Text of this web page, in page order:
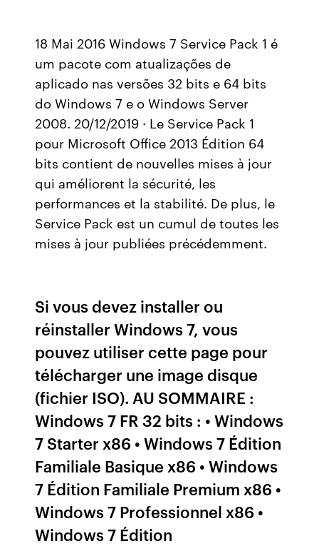
18 Mai 2016 Windows 7 Service Pack 1 é
um pacote com atualizações de
aplicado nas versões 32 bits e 64 bits
do Windows 7 e o Windows Server
2008. 20/12/2019 · Le Service Pack 1
pour Microsoft Office 2013 Édition 64
bits contient de nouvelles mises à jour
qui améliorent la sécurité, les
performances et la stabilité. De plus, le
Service Pack est un cumul de toutes les
mises à jour publiées précédemment.
Si vous devez installer ou
réinstaller Windows 7, vous
pouvez utiliser cette page pour
télécharger une image disque
(fichier ISO). AU SOMMAIRE :
Windows 7 FR 32 bits : • Windows
7 Starter x86 • Windows 7 Édition
Familiale Basique x86 • Windows
7 Édition Familiale Premium x86 •
Windows 7 Professionnel x86 •
Windows 7 Édition